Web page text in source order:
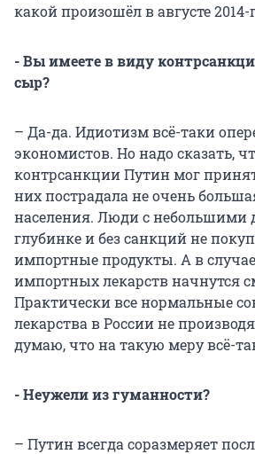
какой произошёл в августе 2014-
- Вы имеете в виду
сыр?
– Да-да. Идиотизм всё-таки
экономистов. Но надо сказать,
контрсанкции Путин мог
них пострадала не очень
населения. Люди с небольшими
глубинке и без санкций не
импортные продукты. А в
импортных лекарств начнутся
Практически все нормальные
лекарства в России не
думаю, что на такую меру всё-
- Неужели из гуманности?
– Путин всегда соразмеряет